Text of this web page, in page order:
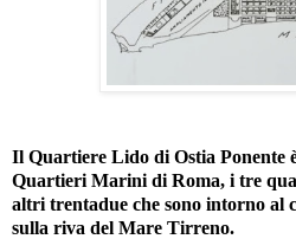
Il Quartiere Lido di Ostia Ponente
Quartieri Marini di Roma, i tre
altri trentadue che sono intorno al
sulla riva del Mare Tirreno.